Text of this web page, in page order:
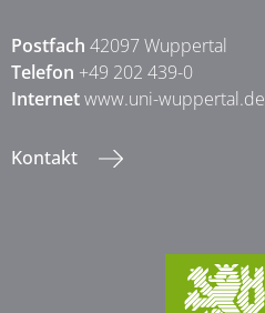
Postfach 42097 Wuppertal
Telefon +49 202 439-0
Internetwww.uni-wuppertal.de
Kontakt